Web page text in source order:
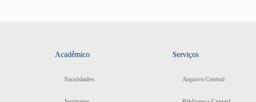
Acadêmico
Faculdades
Serviços
Arquivo Central